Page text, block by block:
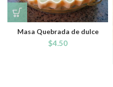
Masa Quebrada de dulce
$4.50